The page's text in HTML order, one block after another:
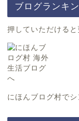
ブログランキ
押していただける
にほんブログ村でシ